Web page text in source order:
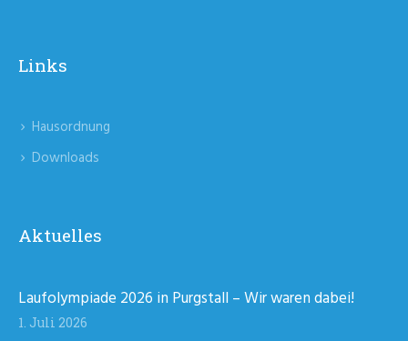
Links
Hausordnung
Downloads
Aktuelles
Laufolympiade 2026 in Purgstall – Wir waren dabei!
1. Juli 2026